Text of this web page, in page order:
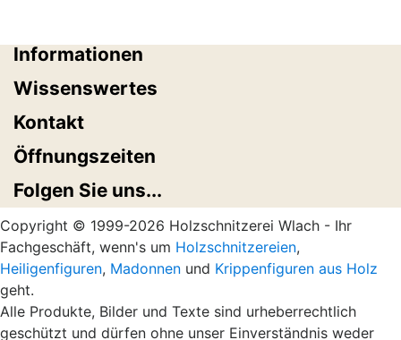
Informationen
Wissenswertes
Kontakt
Öffnungszeiten
Folgen Sie uns...
Copyright © 1999-2026 Holzschnitzerei Wlach - Ihr
Fachgeschäft, wenn's um Holzschnitzereien,
Heiligenfiguren, Madonnen und Krippenfiguren aus Holz
geht.
Alle Produkte, Bilder und Texte sind urheberrechtlich
geschützt und dürfen ohne unser Einverständnis weder